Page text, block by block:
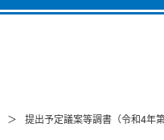
提出予定議案等調書（令和4年